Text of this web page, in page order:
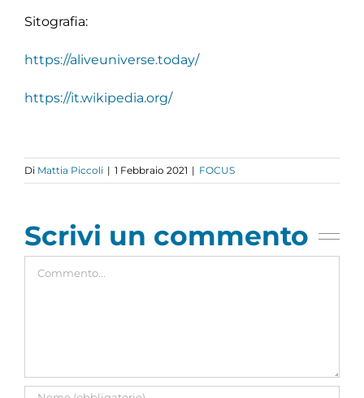
Sitografia:‌ ‌
https://aliveuniverse.today/‌‌
https://it.wikipedia.org/‌‌
Di Mattia Piccoli | 1 Febbraio 2021 | FOCUS
Scrivi un commento
Commento